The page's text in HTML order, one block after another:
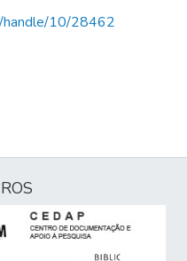
handle/10/28462